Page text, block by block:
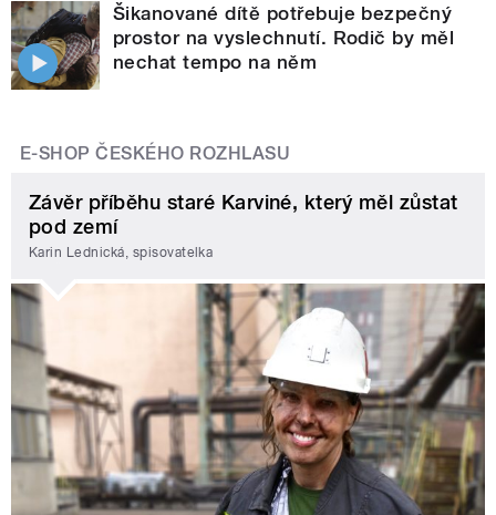
Šikanované dítě potřebuje bezpečný
prostor na vyslechnutí. Rodič by měl
nechat tempo na něm
E-SHOP ČESKÉHO ROZHLASU
Závěr příběhu staré Karviné, který měl zůstat
pod zemí
Karin Lednická, spisovatelka